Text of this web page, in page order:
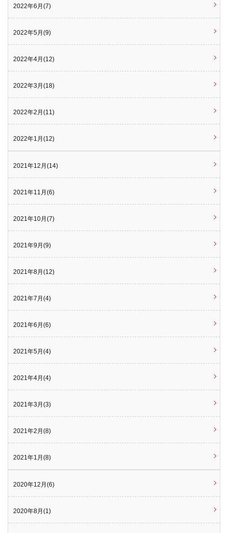
2022年6月(7)
2022年5月(9)
2022年4月(12)
2022年3月(18)
2022年2月(11)
2022年1月(12)
2021年12月(14)
2021年11月(6)
2021年10月(7)
2021年9月(9)
2021年8月(12)
2021年7月(4)
2021年6月(6)
2021年5月(4)
2021年4月(4)
2021年3月(3)
2021年2月(8)
2021年1月(8)
2020年12月(6)
2020年8月(1)